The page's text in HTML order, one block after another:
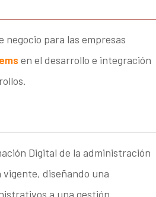
para las empresas
en el desarrollo e integración
Digital de la administración
diseñando una
a una gestión